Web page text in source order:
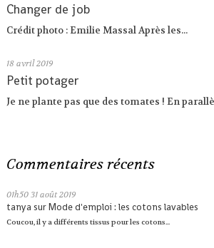
Changer de job
Crédit photo : Emilie Massal Après les...
18 avril 2019
Petit potager
Je ne plante pas que des tomates ! En
Commentaires récents
01h50 31 août 2019
tanya surMode d'emploi : les cotons lavables
Coucou, il y a différents tissus pour les cotons...